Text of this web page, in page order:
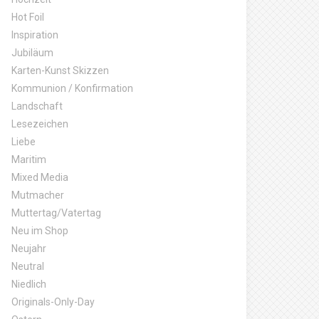
Hot Foil
Inspiration
Jubiläum
Karten-Kunst Skizzen
Kommunion / Konfirmation
Landschaft
Lesezeichen
Liebe
Maritim
Mixed Media
Mutmacher
Muttertag/Vatertag
Neu im Shop
Neujahr
Neutral
Niedlich
Originals-Only-Day